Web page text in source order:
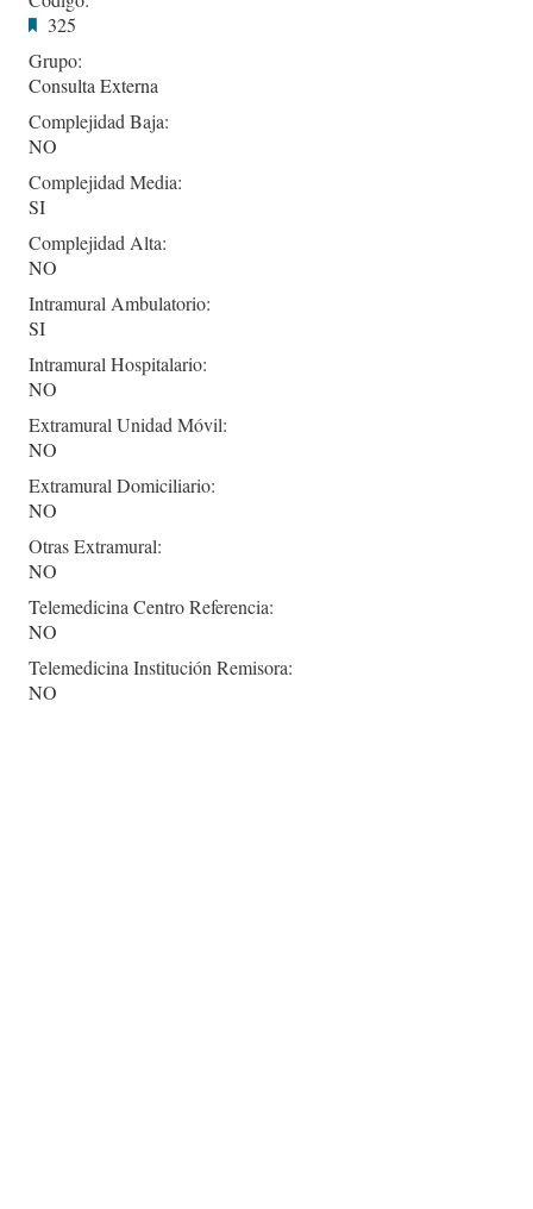
325
Grupo:
Consulta Externa
Complejidad Baja:
NO
Complejidad Media:
SI
Complejidad Alta:
NO
Intramural Ambulatorio:
SI
Intramural Hospitalario:
NO
Extramural Unidad Móvil:
NO
Extramural Domiciliario:
NO
Otras Extramural:
NO
Telemedicina Centro Referencia:
NO
Telemedicina Institución Remisora:
NO